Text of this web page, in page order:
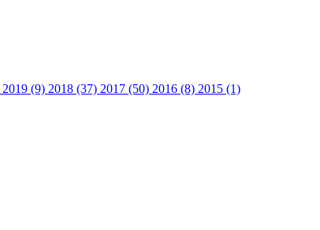
2019 (9) 2018 (37) 2017 (50) 2016 (8) 2015 (1)